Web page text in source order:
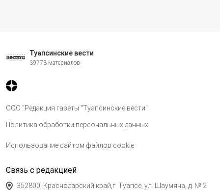
Туапсинские вести
39773 материалов
ООО "Редакция газеты "Туапсинские вести"
Политика обработки персональных данных
Использование сайтом файлов cookie
Связь с редакцией
352800, Краснодарский край,г. Туапсе, ул. Шаумяна, д. № 2